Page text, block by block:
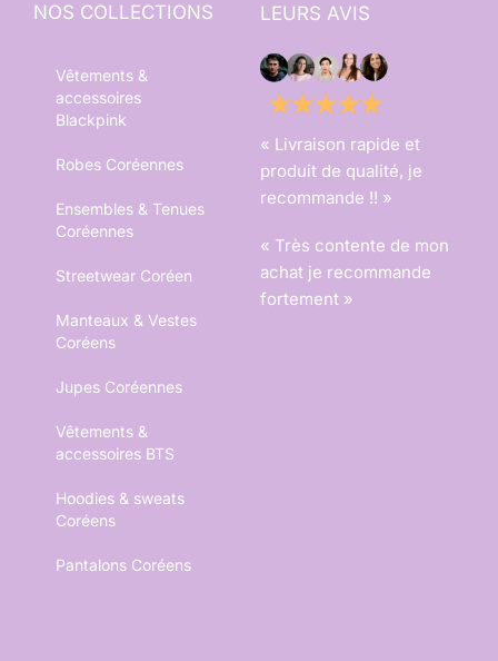
NOS COLLECTIONS
Vêtements &
accessoires
Blackpink
Robes Coréennes
Ensembles & Tenues
Coréennes
Streetwear Coréen
Manteaux & Vestes
Coréens
Jupes Coréennes
Vêtements &
accessoires BTS
Hoodies & sweats
Coréens
Pantalons Coréens
LEURS AVIS
« Livraison rapide et
produit de qualité, je
recommande !! »
« Très contente de mon
achat je recommande
fortement »